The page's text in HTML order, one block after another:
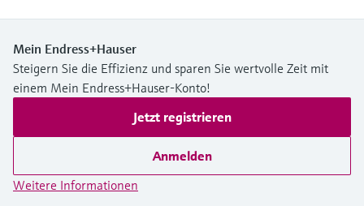
Mein Endress+Hauser
Steigern Sie die Effizienz und sparen Sie wertvolle Zeit mit
einem Mein Endress+Hauser-Konto!
Jetzt registrieren
Anmelden
Weitere Informationen